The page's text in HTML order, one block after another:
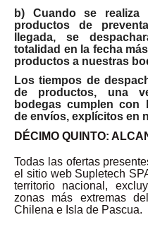
b) Cuando se
productos de
llegada, se
totalidad en la fecha
productos a nuestras
Los tiempos de
de productos, una
bodegas cumplen con
de envíos, explícitos en
DÉCIMO QUINTO:
Todas las ofertas
el sitio web Supletech
territorio nacional,
zonas más extremas
Chilena e Isla de Pascua.